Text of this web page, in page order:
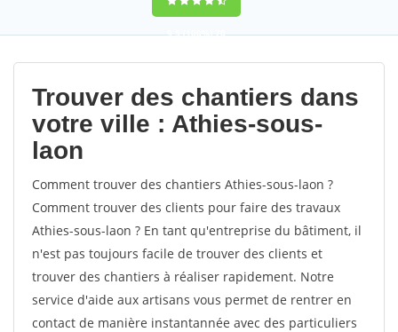
9,5(100%)70
votes
Trouver des chantiers dans
votre ville : Athies-sous-
laon
Comment trouver des chantiers Athies-sous-laon ?
Comment trouver des clients pour faire des travaux
Athies-sous-laon ? En tant qu'entreprise du bâtiment, il
n'est pas toujours facile de trouver des clients et
trouver des chantiers à réaliser rapidement. Notre
service d'aide aux artisans vous permet de rentrer en
contact de manière instantannée avec des particuliers